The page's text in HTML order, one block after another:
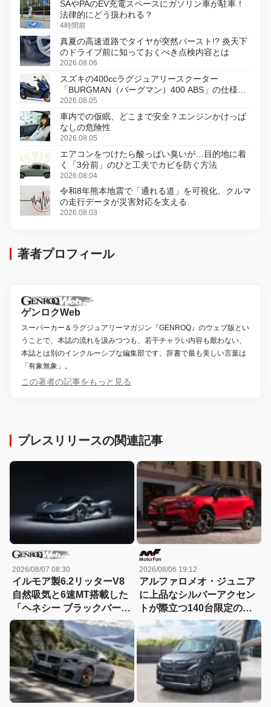
SAやPAのEV充電スペースにガソリン車が駐車！
法律的にどう扱われる？
4時間前
真夏の高速道路でタイヤが突然バースト!? 炎天下
のドライブ前に知っておくべき点検内容とは
2026.08.06
スズキの400ccラグジュアリースクーター
「BURGMAN（バーグマン）400 ABS」の仕様を
変更し、8月18日に発売
2026.08.05
車内での仮眠、どこまで安全？エンジンかけっぱ
なしの危険性
2026.08.05
エアコンをつけたら酸っぱい臭いが…目的地に着
く「3分前」のひと工夫でカビを防ぐ方法
2026.08.04
令和8年熊本地震で「通れる道」を可視化、クルマ
の走行データが災害対応を支える
2026.08.03
著者プロフィール
ゲンロクWeb
スーパーカー＆ラグジュアリーマガジン『GENROQ』のウェブ版とい
うことで、本誌の流れを汲みつつも、若干チャラい内容も厭わない、
本誌とは別のインクルーシブな編集部です。辞書で最も美しい言葉は
「有象無象」。
この著者の記事をもっと見る
プレスリリースの関連記事
2026/08/07 08:30
イルモア製6.2リッターV8
自然吸気と6速MT搭載した
「ヘネシー ブラックバー
ド」がデビュー【動画】
2026/08/06 19:12
アルファロメオ・ジュニア
に上品なシルバーアクセン
トが際立つ140台限定の
「スポルト スペチアーレ」
が登場！